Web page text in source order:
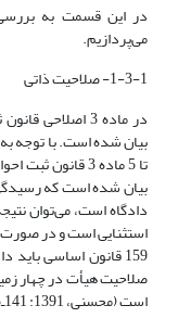
در این قسمت به
می‌پردازیم.
1-3-1- صلاحیت ذاتی
در ماده 3
بیان شده است که
دادگاه است، می‌توان
استثنایی است و در
159 قانون اساسی
صلاحیت هیأت در چهار
است (محسنی، 1391: 141ـ143).